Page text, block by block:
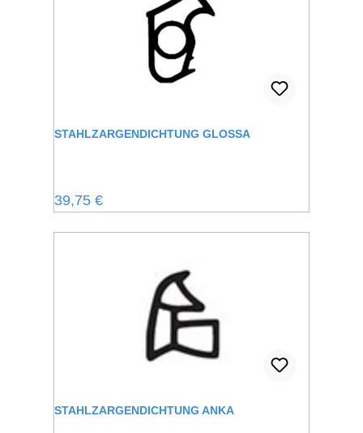
STAHLZARGENDICHTUNG GLOSSA
Regulärer Preis:
39,75 €
STAHLZARGENDICHTUNG ANKA